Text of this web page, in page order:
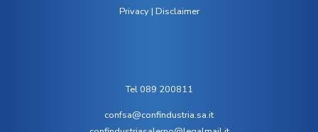
Privacy| Disclaimer
Tel 089 200811
confsa@confindustria.sa.it